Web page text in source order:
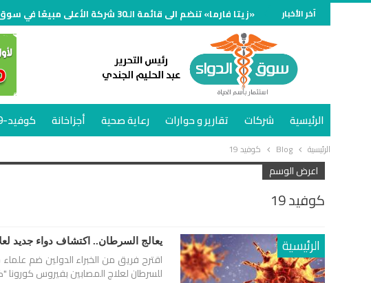
آخر الأخبار «زيتا فارما» تنضم الى قائمة الـ30 شركة الأعلى مبيعًا في سوق الدواء المصري خلال النصف الأول وتنمو 70%
الرئيسية شركات تقارير و حوارات رعاية صحية أجزاخانة كوفيد-19
الرئيسية Blog كوفيد 19
اعرض الوسم
كوفيد 19
الرئيسية يعالج السرطان.. اكتشاف دواء جديد
اقترح فريق من الخبراء الدولين ضم
للسرطان لعلاج المصابين بفيروس كورونا